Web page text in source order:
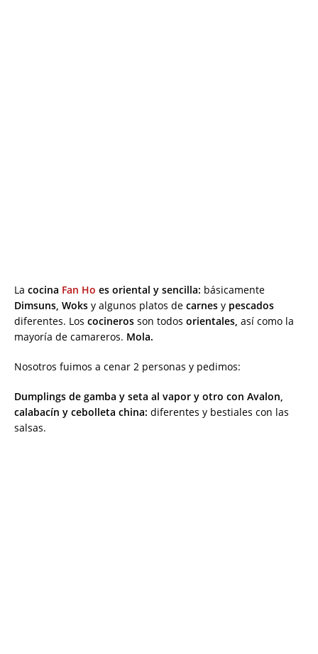
La cocina Fan Ho es oriental y sencilla: básicamente
Dimsuns, Woks y algunos platos de carnes y pescados
diferentes. Los cocineros son todos orientales, así como la
mayoría de camareros. Mola.
Nosotros fuimos a cenar 2 personas y pedimos:
Dumplings de gamba y seta al vapor y otro con Avalon,
calabacín y cebolleta china: diferentes y bestiales con las
salsas.